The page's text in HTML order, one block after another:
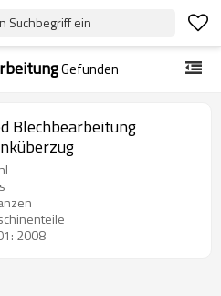
Suchbegriff ein
Gefunden
Blechbearbeitung
2008